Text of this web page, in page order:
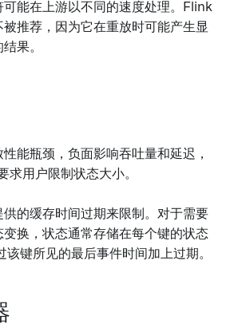
能在上游以不同的速度处理。Flink
推荐，因为它在重放时可能产生显
果。
能瓶颈，负面影响吞吐量和延迟，
用户限制状态大小。
的缓存时间过期来限制。对于需要
换，状态通常存储在每个键的状态
该键所见的最后事件时间加上过期。